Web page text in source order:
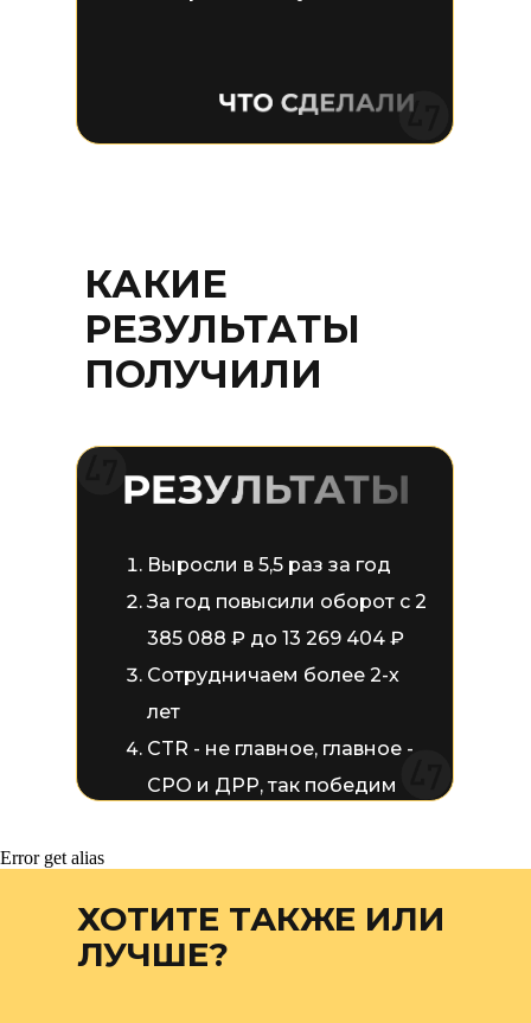
КАКИЕ
РЕЗУЛЬТАТЫ
ПОЛУЧИЛИ
Выросли в 5,5 раз за год
За год повысили оборот с 2
385 088 ₽ до 13 269 404 ₽
Сотрудничаем более 2-х
лет
CTR - не главное, главное -
CPO и ДРР, так победим
Error get alias
ХОТИТЕ ТАКЖЕ ИЛИ
ЛУЧШЕ?